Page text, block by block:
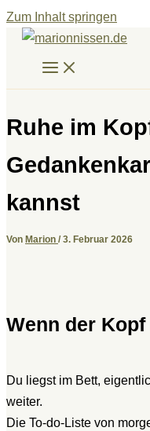
Zum Inhalt springen
Ruhe im
kannst
Von Marion / 3. Februar 2026
Wenn der
Du liegst im Bett,
weiter.
Die To-do-Liste von